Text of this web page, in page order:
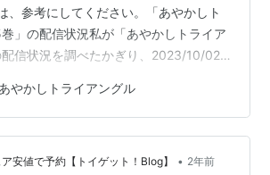
、参考にしてください。「あやかしト
」の配信状況私が「あやかしトライア
配信状況を調べたかぎり、2023/10/02
リンクまんが王国10,000作品～475ポ
に、上記サイトで見られる他のマンガ
です。 まんが王国で読めるマンガ例 ※
DAYS嫌われ妻は、英雄将軍と
あやかしトライアングル
安値で予約【トイゲット！Blog】 • 2年前